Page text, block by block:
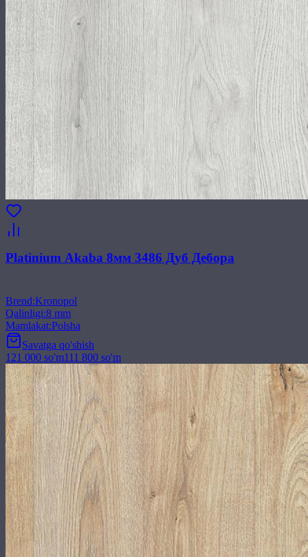
Platinium Akaba 8мм 3486 Дуб Дебора
Brend:Kronopol
Qalinligi:8 mm
Mamlakat:Polsha
Savatga qo'shish
121 000 so'm111 800 so'm